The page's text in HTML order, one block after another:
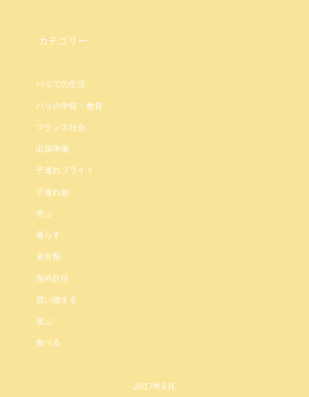
カテゴリー
パリでの生活
パリの学校・教育
フランス社会
出国準備
子連れフライト
子連れ旅
学ぶ
暮らす
未分類
海外赴任
買い物する
遊ぶ
食べる
2017年9月